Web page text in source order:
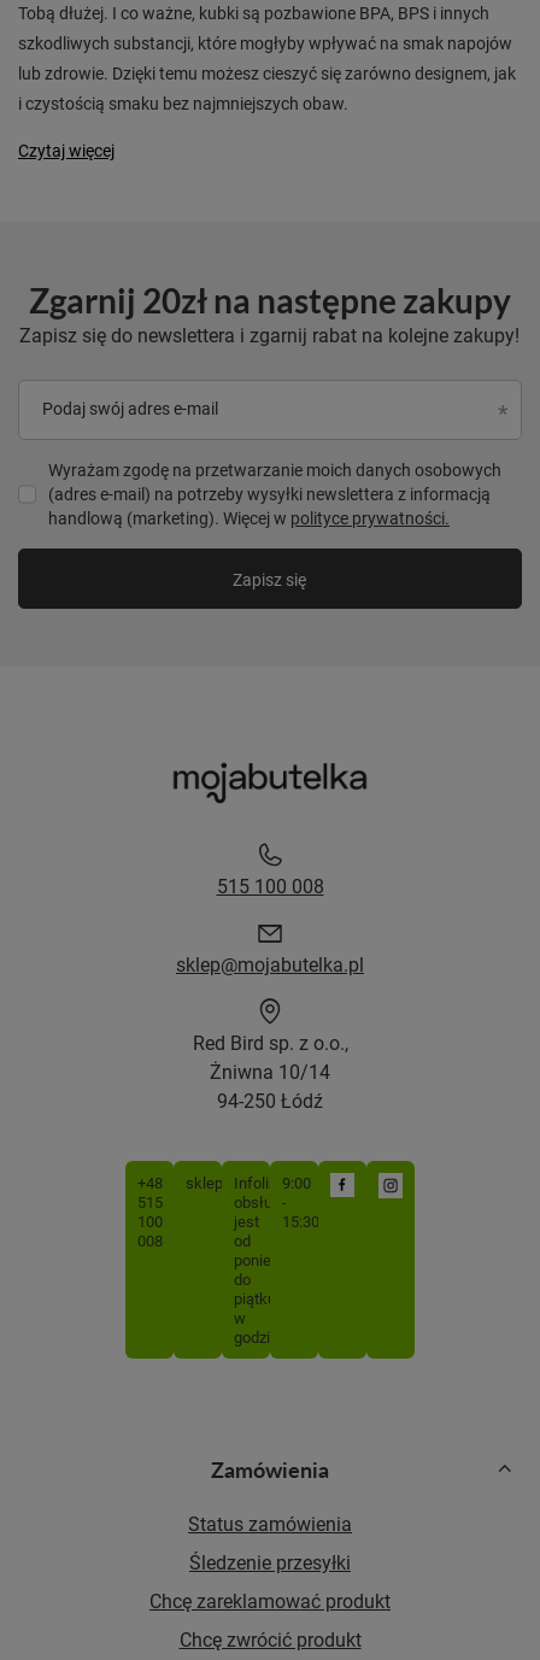
Tobą dłużej. I co ważne, kubki są pozbawione BPA, BPS i innych
szkodliwych substancji, które mogłyby wpływać na smak napojów
lub zdrowie. Dzięki temu możesz cieszyć się zarówno designem, jak
i czystością smaku bez najmniejszych obaw.
Czytaj więcej
Zgarnij 20zł na następne zakupy
Zapisz się do newslettera i zgarnij rabat na kolejne zakupy!
Podaj swój adres e-mail
Wyrażam zgodę na przetwarzanie moich danych osobowych
(adres e-mail) na potrzeby wysyłki newslettera z informacją
handlową (marketing). Więcej w polityce prywatności.
Zapisz się
Zamówienia
Status zamówienia
Śledzenie przesyłki
Chcę zareklamować produkt
Chcę zwrócić produkt
515 100 008
sklep@mojabutelka.pl
Red Bird sp. z o.o.,
Żniwna 10/14
94-250 Łódź
+48
515
100
008
sklep@mojabutelka.pl
Infolinia
obsługiwana
jest
od
poniedziałku
do
piątku
w
godzinach
9:00
-
15:30